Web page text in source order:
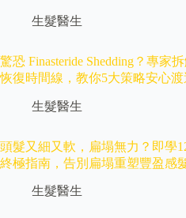
生髮醫生
驚恐 Finasteride Shedding？專家
恢復時間線，教你5大策略安心渡
生髮醫生
頭髮又細又軟，扁塌無力？即學
終極指南，告別扁塌重塑豐盈感
生髮醫生